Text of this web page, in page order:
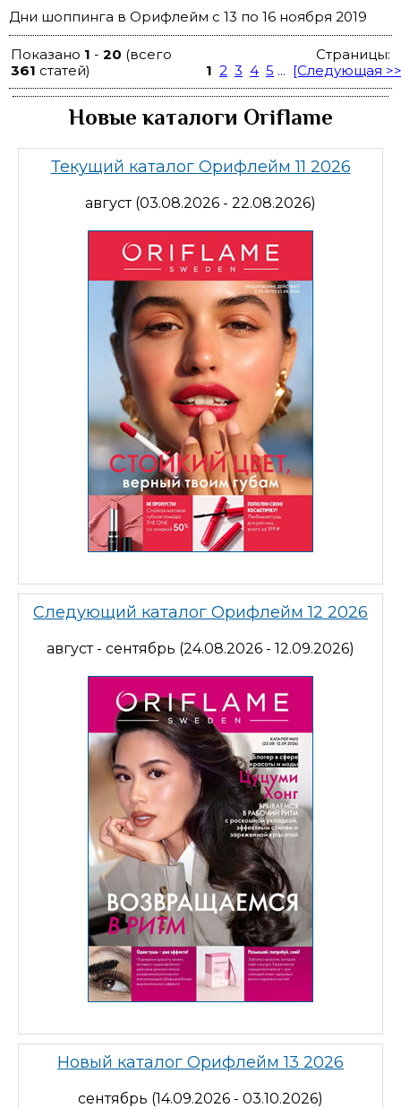
Дни шоппинга в Орифлейм с 13 по 16 ноября 2019
Показано 1 - 20 (всего
361 статей)
Страницы:
1 2 3 4 5 ... [Следующая
Новые каталоги Oriflame
Текущий каталог Орифлейм 11 2026
август (03.08.2026 - 22.08.2026)
Следующий каталог Орифлейм 12 2026
август - сентябрь (24.08.2026 - 12.09.2026)
Новый каталог Орифлейм 13 2026
сентябрь (14.09.2026 - 03.10.2026)